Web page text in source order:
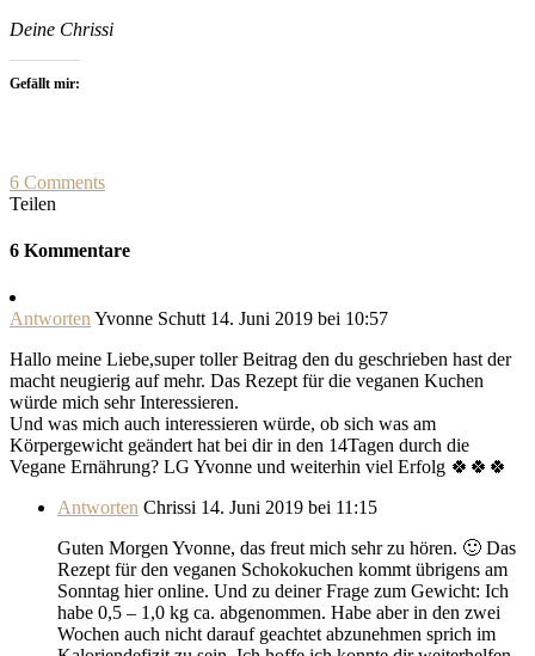
Deine Chrissi
Gefällt mir:
6 Comments
Teilen
6 Kommentare
AntwortenYvonne Schutt 14. Juni 2019 bei 10:57
Hallo meine Liebe,super toller Beitrag den du geschrieben hast der
macht neugierig auf mehr. Das Rezept für die veganen Kuchen
würde mich sehr Interessieren.
Und was mich auch interessieren würde, ob sich was am
Körpergewicht geändert hat bei dir in den 14Tagen durch die
Vegane Ernährung? LG Yvonne und weiterhin viel Erfolg 🍀🍀🍀
Antworten Chrissi 14. Juni 2019 bei 11:15
Guten Morgen Yvonne, das freut mich sehr zu hören. 🙂 Das
Rezept für den veganen Schokokuchen kommt übrigens am
Sonntag hier online. Und zu deiner Frage zum Gewicht: Ich
habe 0,5 – 1,0 kg ca. abgenommen. Habe aber in den zwei
Wochen auch nicht darauf geachtet abzunehmen sprich im